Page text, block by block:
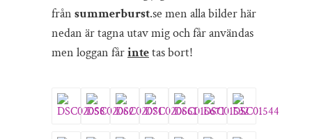
från summerburst.se men alla bilder här
nedan är tagna utav mig och får användas
men loggan fårintetas bort!